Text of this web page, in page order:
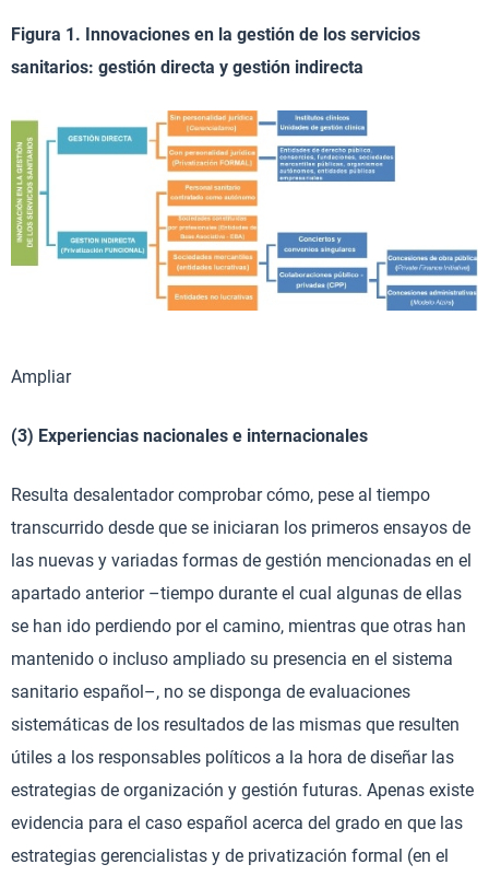
Figura 1. Innovaciones en la gestión de los servicios
sanitarios: gestión directa y gestión indirecta
Ampliar
(3) Experiencias nacionales e internacionales
Resulta desalentador comprobar cómo, pese al tiempo
transcurrido desde que se iniciaran los primeros ensayos de
las nuevas y variadas formas de gestión mencionadas en el
apartado anterior –tiempo durante el cual algunas de ellas
se han ido perdiendo por el camino, mientras que otras han
mantenido o incluso ampliado su presencia en el sistema
sanitario español–, no se disponga de evaluaciones
sistemáticas de los resultados de las mismas que resulten
útiles a los responsables políticos a la hora de diseñar las
estrategias de organización y gestión futuras. Apenas existe
evidencia para el caso español acerca del grado en que las
estrategias gerencialistas y de privatización formal (en el